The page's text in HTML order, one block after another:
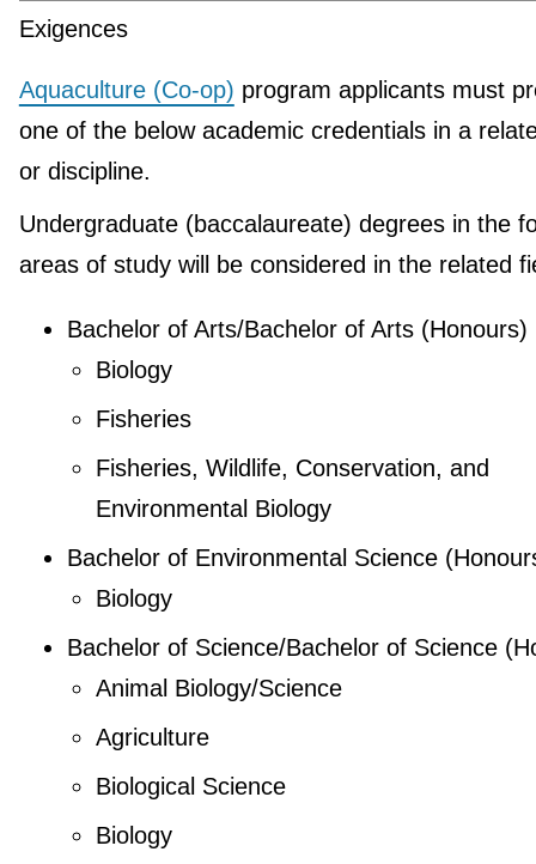
Exigences
Aquaculture (Co-op) program applicants must
one of the below academic credentials in a
or discipline.
Undergraduate (baccalaureate) degrees in the
areas of study will be considered in the related
Bachelor of Arts/Bachelor of Arts (Honours)
Biology
Fisheries
Fisheries, Wildlife, Conservation, and
Environmental Biology
Bachelor of Environmental Science
Biology
Bachelor of Science/Bachelor of Science
Animal Biology/Science
Agriculture
Biological Science
Biology